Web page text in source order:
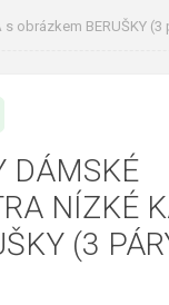
obrázkem BERUŠKY (3
DÁMSKÉ
NÍZKÉ
(3